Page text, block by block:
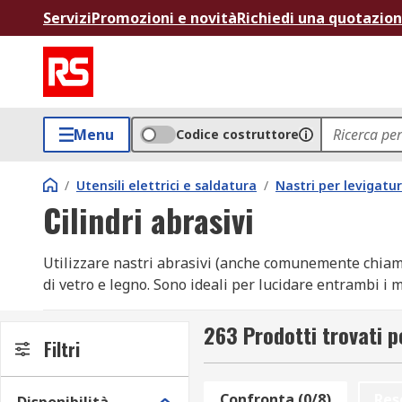
ServiziPromozioni e novitàRichiedi una
Menu Codice costruttore
/ Utensili elettrici e saldatura / Nastri per
Cilindri abrasivi
Utilizzare nastri abrasivi (anche comunemente
di vetro e legno. Sono ideali per lucidare entrambi
Come adattare e utilizzare una banda abrasiva
Filtri 263 Prodotti trovati